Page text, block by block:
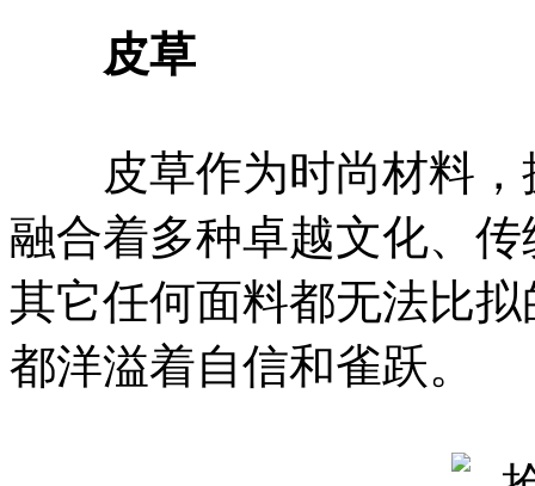
皮草
皮草作为时尚材料，
融合着多种卓越文化、
其它任何面料都无法比
都洋溢着自信和雀跃。